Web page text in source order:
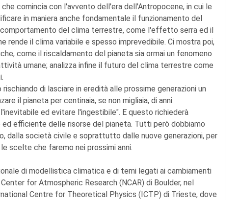
che comincia con l'avvento dell'era dell'Antropocene, in cui le
in maniera anche fondamentale il funzionamento del
del clima terrestre, come l'effetto serra ed il
il clima variabile e spesso imprevedibile. Ci mostra poi,
come il riscaldamento del pianeta sia ormai un fenomeno
umane; analizza infine il futuro del clima terrestre come
di lasciare in eredità alle prossime generazioni un
il pianeta per centinaia, se non migliaia, di anni.
ed evitare l'ingestibile". E questo richiederà
ed efficiente delle risorse del pianeta. Tutti però dobbiamo
dalla società civile e soprattutto dalle nuove generazioni, per
scelte che faremo nei prossimi anni.
di modellistica climatica e di temi legati ai cambiamenti
for Atmospheric Research (NCAR) di Boulder, nel
Centre for Theoretical Physics (ICTP) di Trieste, dove